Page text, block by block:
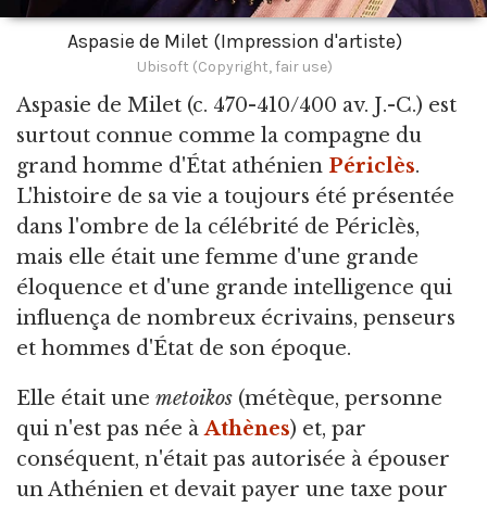
Aspasie de Milet (Impression d'artiste)
Ubisoft (Copyright, fair use)
Aspasie de Milet (c. 470-410/400 av. J.-C.) est
surtout connue comme la compagne du
grand homme d'État athénien Périclès.
L'histoire de sa vie a toujours été présentée
dans l'ombre de la célébrité de Périclès,
mais elle était une femme d'une grande
éloquence et d'une grande intelligence qui
influença de nombreux écrivains, penseurs
et hommes d'État de son époque.
Elle était une metoikos (métèque, personne
qui n'est pas née àAthènes) et, par
conséquent, n'était pas autorisée à épouser
un Athénien et devait payer une taxe pour